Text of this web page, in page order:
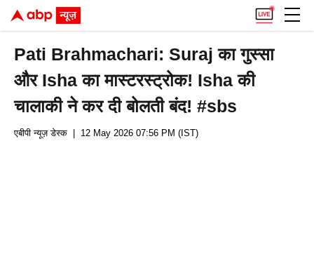
Pati Brahmachari: Suraj का गुस्सा
और Isha का मास्टरस्ट्रोक! Isha की
चालाकी ने कर दी बोलती बंद! #sbs
एबीपी न्यूज़ डेस्क | 12 May 2026 07:56 PM (IST)